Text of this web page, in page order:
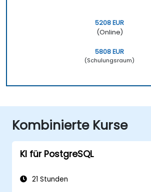
5208 EUR
(Online)
5808 EUR
(Schulungsraum)
Kombinierte Kurse
KI für PostgreSQL
21 Stunden